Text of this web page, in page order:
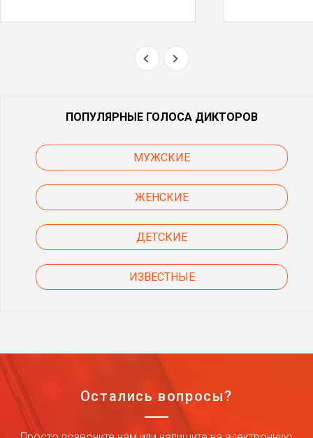
ПОПУЛЯРНЫЕ ГОЛОСА ДИКТОРОВ
МУЖСКИЕ
ЖЕНСКИЕ
ДЕТСКИЕ
ИЗВЕСТНЫЕ
Остались вопросы?